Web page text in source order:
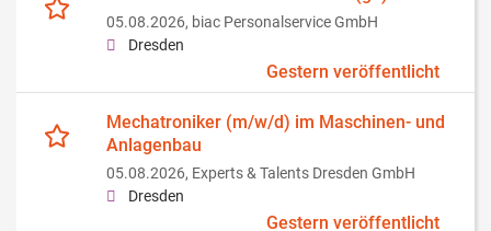
05.08.2026, biac Personalservice GmbH
Dresden
Gestern veröffentlicht
Mechatroniker (m/w/d) im Maschinen- und
Anlagenbau
05.08.2026, Experts & Talents Dresden GmbH
Dresden
Gestern veröffentlicht